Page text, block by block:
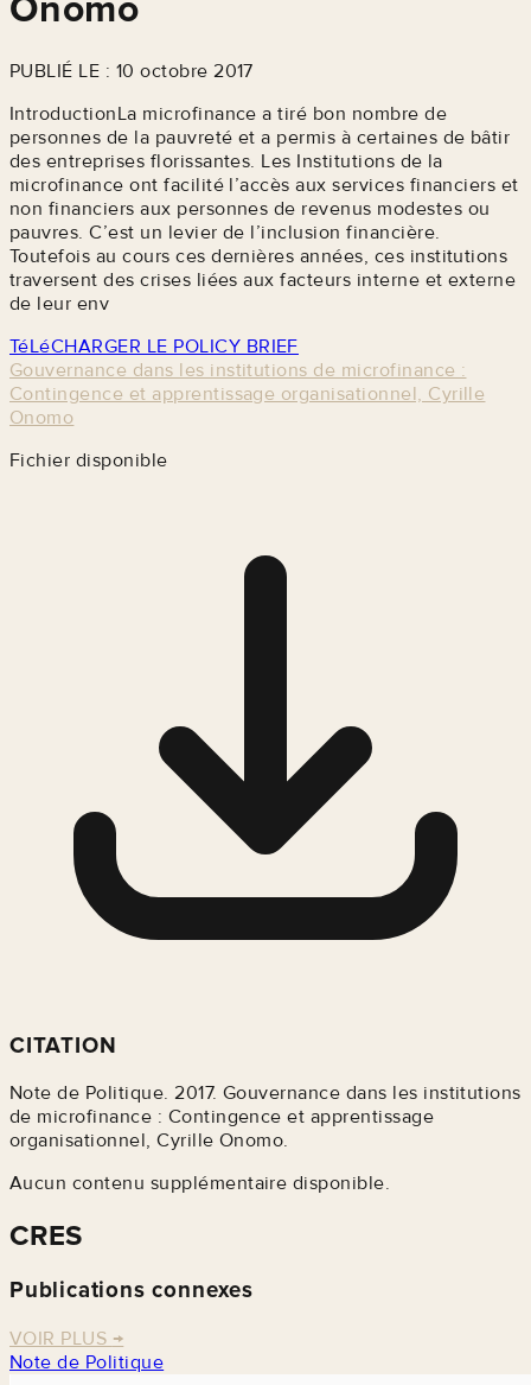
Onomo
PUBLIÉ LE : 10 octobre 2017
IntroductionLa microfinance a tiré bon nombre de
personnes de la pauvreté et a permis à certaines de bâtir
des entreprises florissantes. Les Institutions de la
microfinance ont facilité l’accès aux services financiers et
non financiers aux personnes de revenus modestes ou
pauvres. C’est un levier de l’inclusion financière.
Toutefois au cours ces dernières années, ces institutions
traversent des crises liées aux facteurs interne et externe
de leur env
TéLéCHARGER LE POLICY BRIEF
Gouvernance dans les institutions de microfinance :
Contingence et apprentissage organisationnel, Cyrille
Onomo
Fichier disponible
CITATION
Note de Politique. 2017. Gouvernance dans les institutions
de microfinance : Contingence et apprentissage
organisationnel, Cyrille Onomo.
Aucun contenu supplémentaire disponible.
CRES
Publications connexes
VOIR PLUS →
Note de Politique